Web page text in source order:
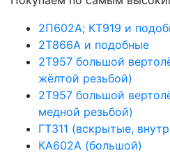
2П602А; КТ919 и
2Т866А и подобные
2Т957 большой
жёлтой резьбой)
2Т957 большой
медной резьбой)
ГТ311 (вскрытые,
КА602А (большой)